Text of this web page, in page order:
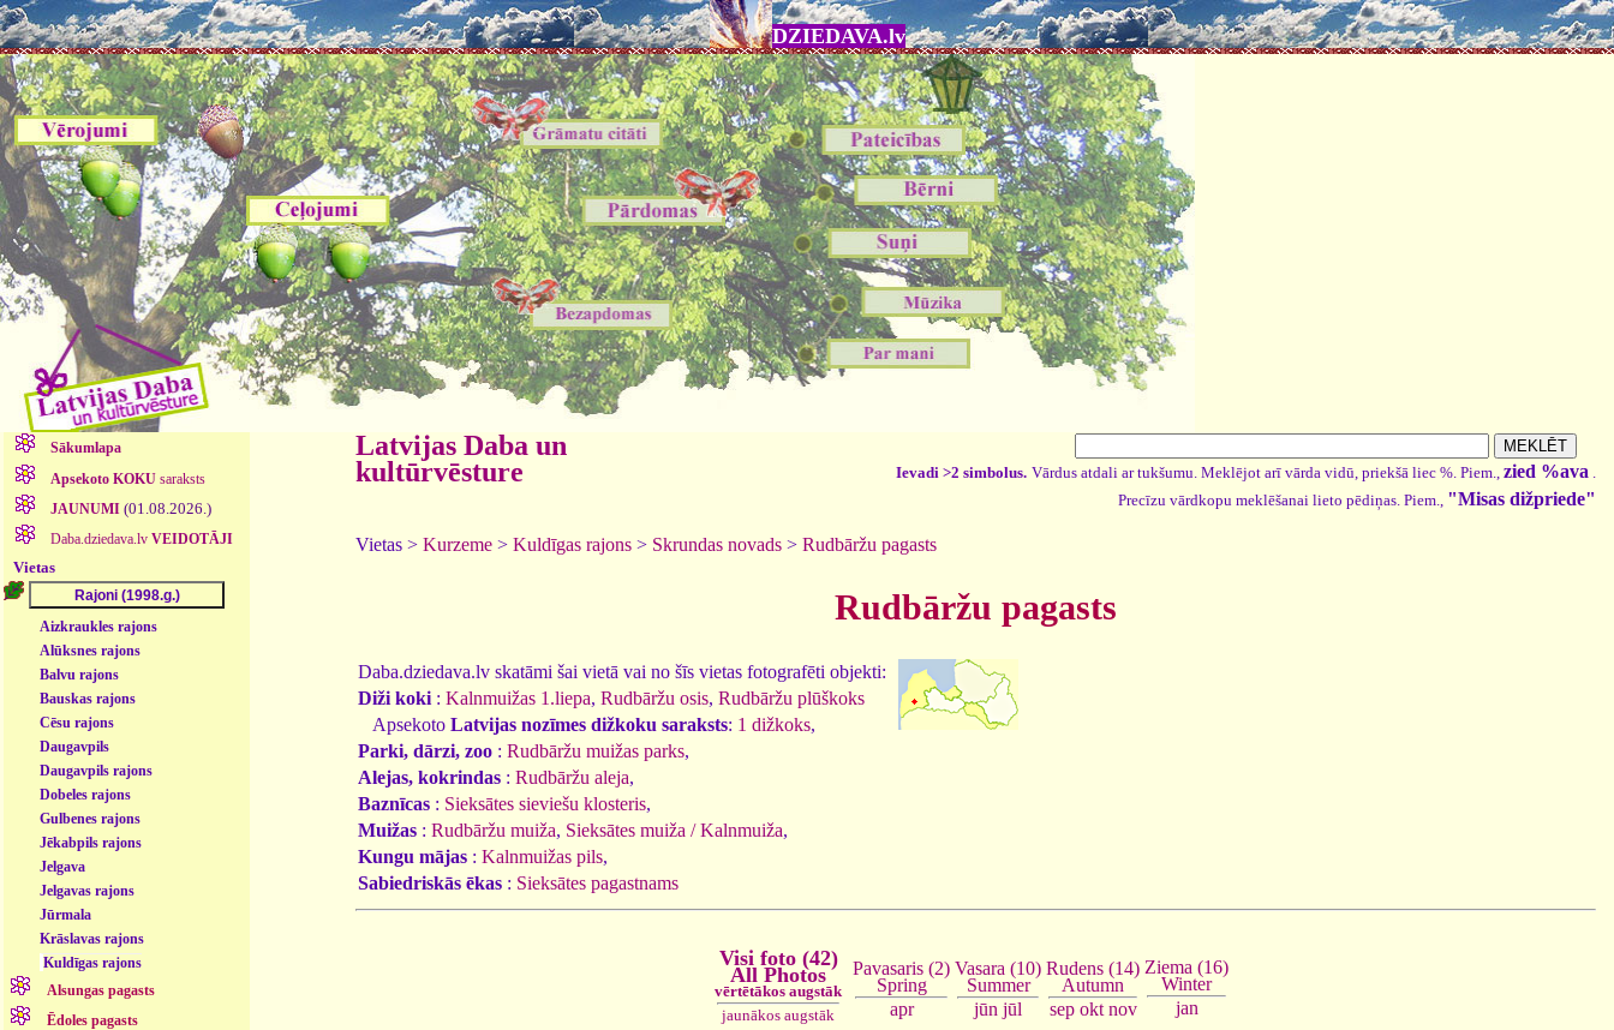
DZIEDAVA.lv
Sākumlapa
Apsekoto KOKUsaraksts
JAUNUMI (01.08.2026.)
Daba.dziedava.lv VEIDOTĀJI
Vietas
Aizkraukles rajons
Alūksnes rajons
Balvu rajons
Bauskas rajons
Cēsu rajons
Daugavpils
Daugavpils rajons
Dobeles rajons
Gulbenes rajons
Jēkabpils rajons
Jelgava
Jelgavas rajons
Jūrmala
Krāslavas rajons
Kuldīgas rajons
Alsungas pagasts
Ēdoles pagasts
Latvijas Daba un
kultūrvēsture
Ievadi >2 simbolus. Vārdus atdali ar tukšumu. Meklējot arī vārda vidū, priekšā liec %. Piem., zied %ava .
Precīzu vārdkopu meklēšanai lieto pēdiņas. Piem., "Misas dižpriede"
Vietas > Kurzeme > Kuldīgas rajons > Skrundas novads > Rudbāržu pagasts
Rudbāržu pagasts
Daba.dziedava.lv skatāmi šai vietā vai no šīs vietas fotografēti objekti:
Diži koki : Kalnmuižas 1.liepa, Rudbāržu osis, Rudbāržu plūškoks
Apsekoto Latvijas nozīmes dižkoku saraksts: 1 dižkoks,
Parki, dārzi, zoo : Rudbāržu muižas parks,
Alejas, kokrindas : Rudbāržu aleja,
Baznīcas : Sieksātes sieviešu klosteris,
Muižas : Rudbāržu muiža, Sieksātes muiža / Kalnmuiža,
Kungu mājas : Kalnmuižas pils,
Sabiedriskās ēkas : Sieksātes pagastnams
Visi foto (42)
All Photos
vērtētākos augstāk
jaunākos augstāk
Pavasaris (2)
Spring
apr
Vasara (10)
Summer
jūn jūl
Rudens (14)
Autumn
sep okt nov
Ziema (16)
Winter
jan